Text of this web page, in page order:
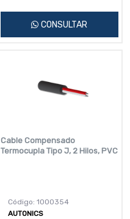
CONSULTAR
Cable Compensado
Termocupla Tipo J, 2 Hilos, PVC
Código: 1000354
AUTONICS